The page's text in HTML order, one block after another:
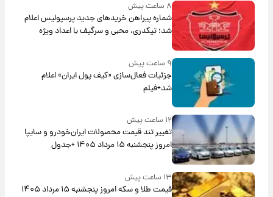
۸ ساعت پیش
شماره پیراهن خریدهای جدید پرسپولیس اعلام
شد؛ تیکدری، محبی و سرگیف با اعداد ویژه
۹ ساعت پیش
جزئیات فعال‌سازی «کیف پول ایران» اعلام
شد+فیلم
۱۲ ساعت پیش
تغییر تند قیمت محصولات ایران‌خودرو و سایپا
امروز پنجشنبه ۱۵ مرداد ۱۴۰۵ +جدول
۱۳ ساعت پیش
قیمت طلا و سکه امروز پنجشنبه ۱۵ مرداد ۱۴۰۵